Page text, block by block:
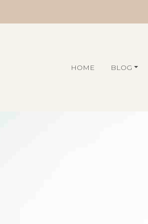
HOME BLOG